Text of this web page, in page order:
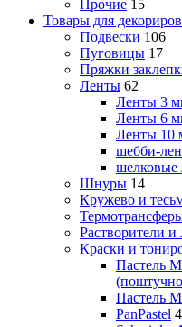
Прочие 15
Товары для
Подвески 106
Пуговицы 17
Пряжки
Ленты 62
Ленты 3
Ленты 6
Ленты 10
шебби-
шелковые
Шнуры 14
Кружево и
Растворители и
Краски и
Пастель
Пастель
PanPastel 4